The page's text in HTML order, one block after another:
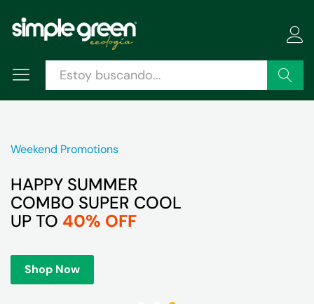
Buscar
Weekend Promotions
HAPPY SUMMER
COMBO SUPER COOL
UP TO 40% OFF
Shop Now